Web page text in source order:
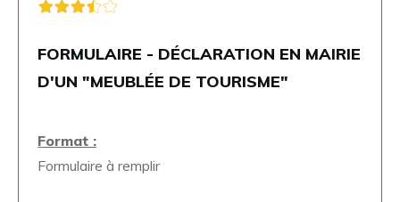
FORMULAIRE - DÉCLARATION EN MAIRIE
D'UN "MEUBLÉE DE TOURISME"
Format :
Formulaire à remplir